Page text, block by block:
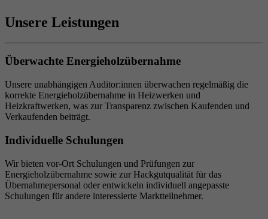
Unsere Leistungen
Überwachte Energieholzübernahme
Unsere unabhängigen Auditor:innen überwachen regelmäßig die
korrekte Energieholzübernahme in Heizwerken und
Heizkraftwerken, was zur Transparenz zwischen Kaufenden und
Verkaufenden beiträgt.
Individuelle Schulungen
Wir bieten vor-Ort Schulungen und Prüfungen zur
Energieholzübernahme sowie zur Hackgutqualität für das
Übernahmepersonal oder entwickeln individuell angepasste
Schulungen für andere interessierte Marktteilnehmer.